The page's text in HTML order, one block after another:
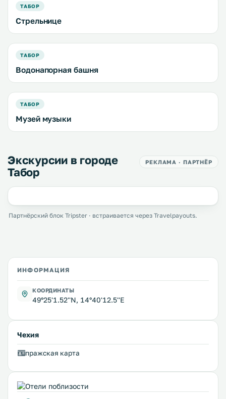
ТАБОР
Стрельнице
ТАБОР
Водонапорная башня
ТАБОР
Музей музыки
Экскурсии в городе
Табор
РЕКЛАМА · ПАРТНЁР
Партнёрский блок Tripster · встраивается через Travelpayouts.
ИНФОРМАЦИЯ
КООРДИНАТЫ
49°25'1.52''N, 14°40'12.5''E
Чехия
пражская карта